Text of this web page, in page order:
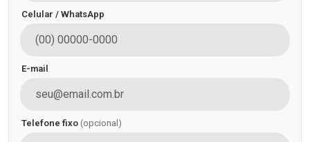
Celular / WhatsApp
E-mail
Telefone fixo (opcional)